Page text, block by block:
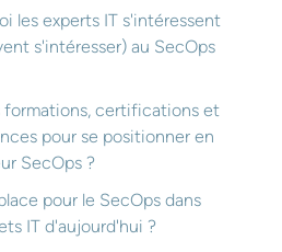
les experts IT s'intéressent
s'intéresser) au SecOps
formations, certifications et
pour se positionner en
SecOps ?
pour le SecOps dans
IT d'aujourd'hui ?